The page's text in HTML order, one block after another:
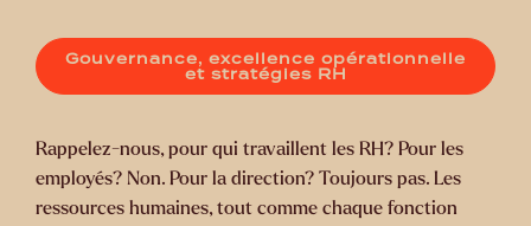
Gouvernance, excellence opérationnelle
et stratégies RH
Rappelez-nous, pour qui travaillent les RH? Pour les
employés? Non. Pour la direction? Toujours pas. Les
ressources humaines, tout comme chaque fonction